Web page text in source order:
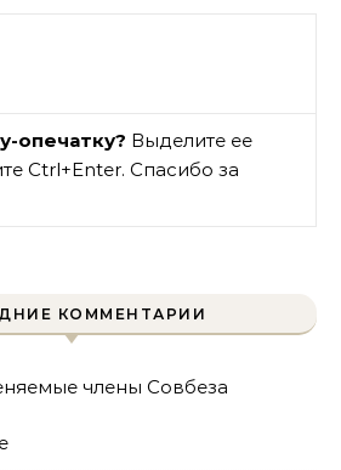
опечатку? Выделите ее
Ctrl+Enter. Спасибо за
КОММЕНТАРИИ
члены Совбеза